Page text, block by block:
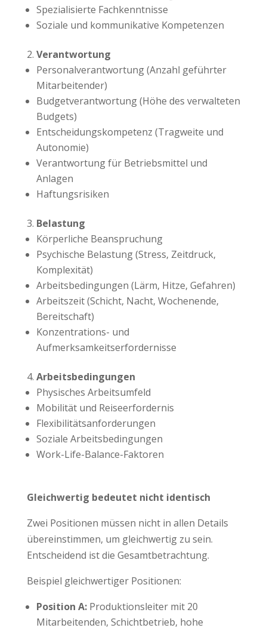
Spezialisierte Fachkenntnisse
Soziale und kommunikative Kompetenzen
Verantwortung
Personalverantwortung (Anzahl geführter
Mitarbeitender)
Budgetverantwortung (Höhe des verwalteten
Budgets)
Entscheidungskompetenz (Tragweite und
Autonomie)
Verantwortung für Betriebsmittel und
Anlagen
Haftungsrisiken
Belastung
Körperliche Beanspruchung
Psychische Belastung (Stress, Zeitdruck,
Komplexität)
Arbeitsbedingungen (Lärm, Hitze, Gefahren)
Arbeitszeit (Schicht, Nacht, Wochenende,
Bereitschaft)
Konzentrations- und
Aufmerksamkeitserfordernisse
Arbeitsbedingungen
Physisches Arbeitsumfeld
Mobilität und Reiseerfordernis
Flexibilitätsanforderungen
Soziale Arbeitsbedingungen
Work-Life-Balance-Faktoren
Gleichwertig bedeutet nicht identisch
Zwei Positionen müssen nicht in allen Details
übereinstimmen, um gleichwertig zu sein.
Entscheidend ist die Gesamtbetrachtung.
Beispiel gleichwertiger Positionen:
Position A:Produktionsleiter mit 20
Mitarbeitenden, Schichtbetrieb, hohe